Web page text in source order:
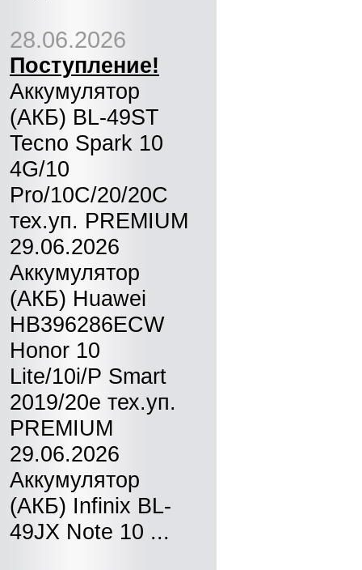
28.06.2026
Поступление!
Аккумулятор
(АКБ) BL-49ST
Tecno Spark 10
4G/10
Pro/10C/20/20C
тех.уп. PREMIUM
29.06.2026
Аккумулятор
(АКБ) Huawei
HB396286ECW
Honor 10
Lite/10i/P Smart
2019/20e тех.уп.
PREMIUM
29.06.2026
Аккумулятор
(АКБ) Infinix BL-
49JX Note 10 ...